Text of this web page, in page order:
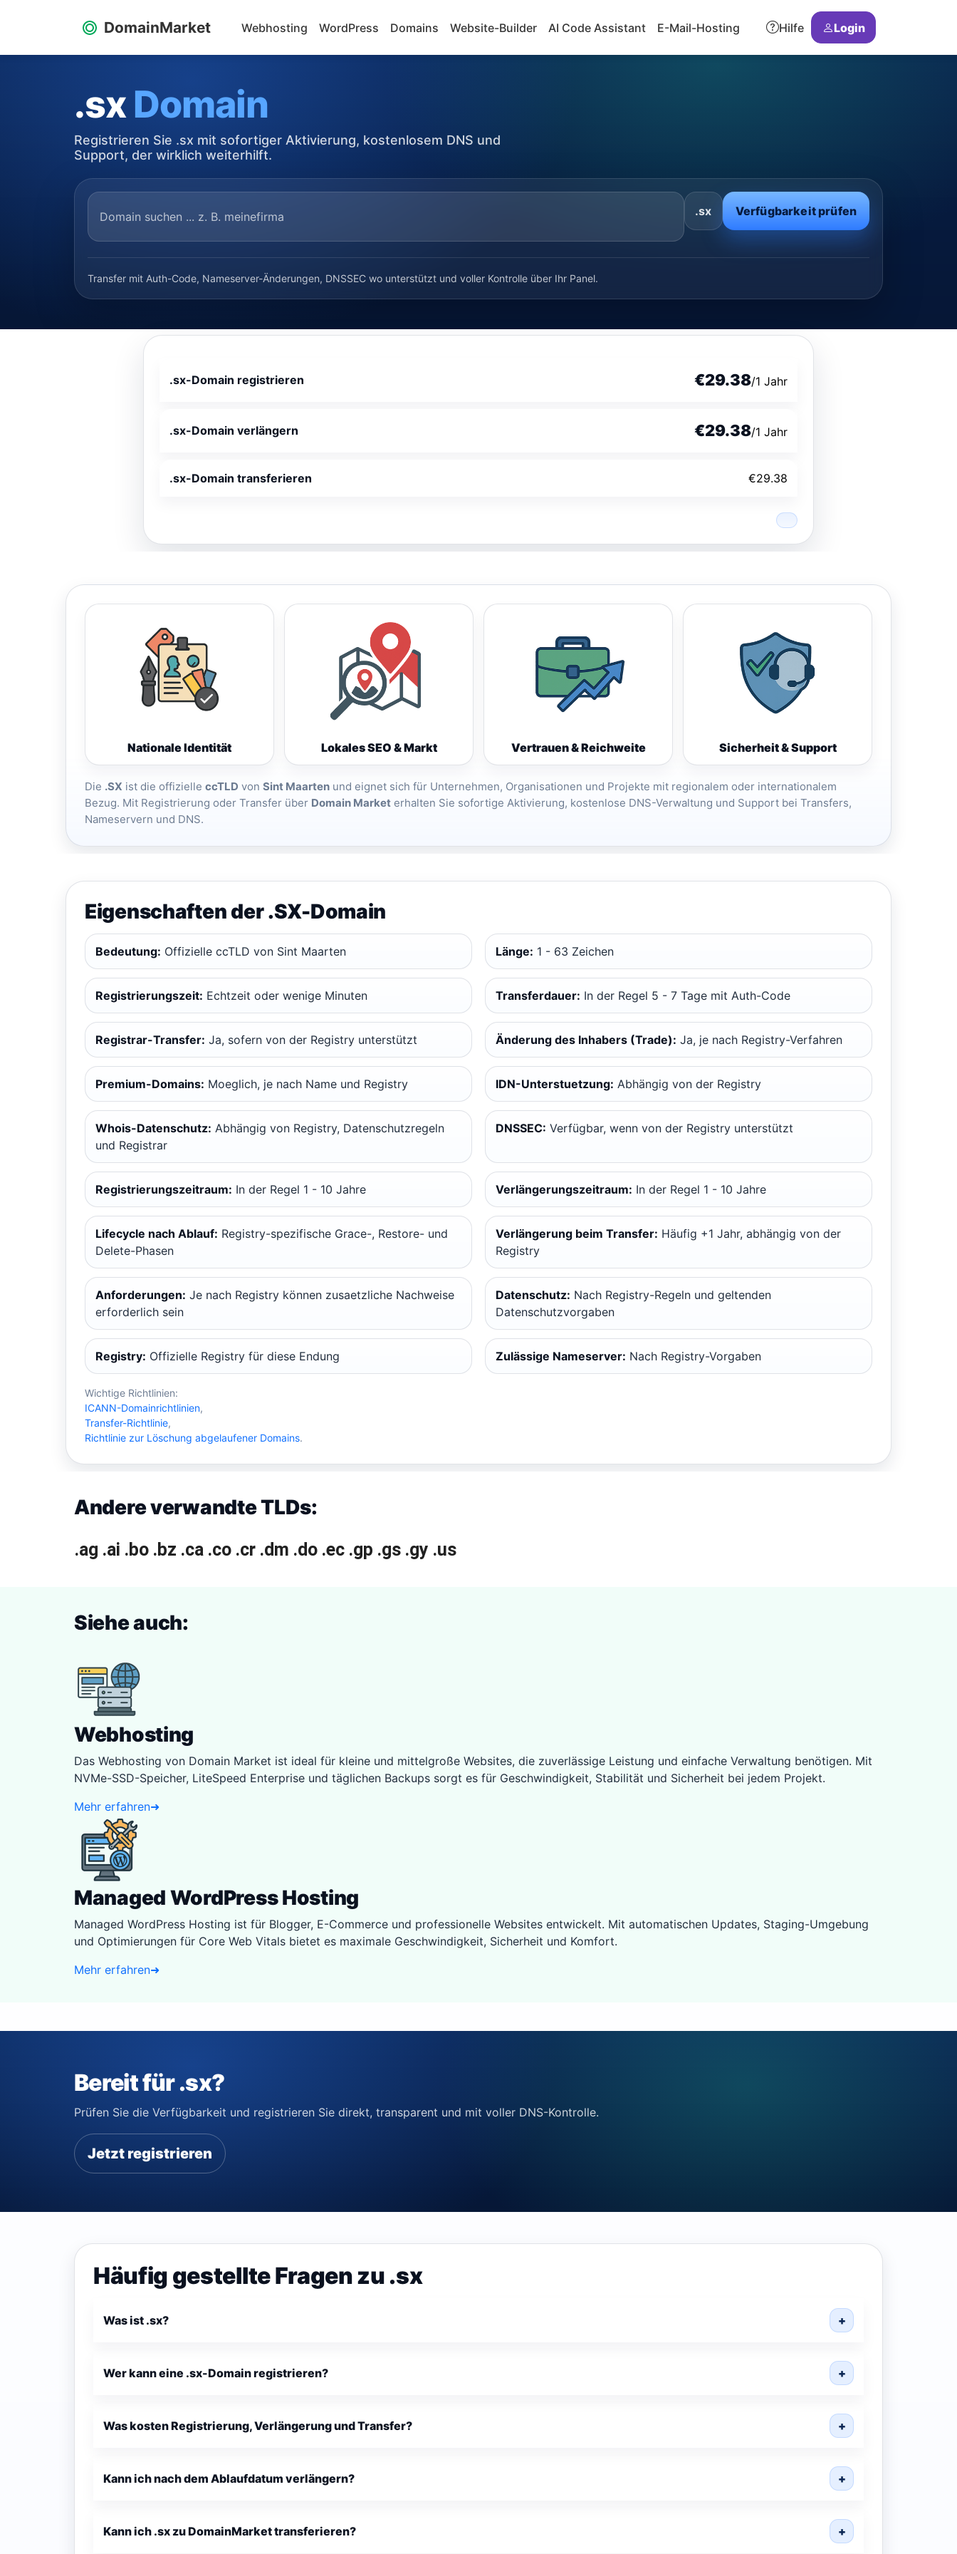
DomainMarket Webhosting WordPress Domains Website-Builder AI Code Assistant E-Mail-Hosting Hilfe Login
.sxDomain
Registrieren Sie .sx mit sofortiger Aktivierung, kostenlosem DNS und
Support, der wirklich weiterhilft.
.sx Verfügbarkeit prüfen
Transfer mit Auth-Code, Nameserver-Änderungen, DNSSEC wo unterstützt und voller Kontrolle über Ihr Panel.
.sx-Domain registrieren €29.38/1 Jahr
.sx-Domain verlängern €29.38/1 Jahr
.sx-Domain transferieren €29.38
Nationale Identität Lokales SEO & Markt Vertrauen & Reichweite Sicherheit & Support
Die .SX ist die offizielle ccTLD von Sint Maarten und eignet sich für Unternehmen, Organisationen und Projekte mit regionalem oder internationalem
Bezug. Mit Registrierung oder Transfer über Domain Market erhalten Sie sofortige Aktivierung, kostenlose DNS-Verwaltung und Support bei Transfers,
Nameservern und DNS.
Eigenschaften der .SX-Domain
Bedeutung: Offizielle ccTLD von Sint Maarten Länge: 1 - 63 Zeichen
Registrierungszeit: Echtzeit oder wenige Minuten Transferdauer: In der Regel 5 - 7 Tage mit Auth-Code
Registrar-Transfer: Ja, sofern von der Registry unterstützt Änderung des Inhabers (Trade): Ja, je nach Registry-Verfahren
Premium-Domains: Moeglich, je nach Name und Registry IDN-Unterstuetzung: Abhängig von der Registry
Whois-Datenschutz: Abhängig von Registry, Datenschutzregeln
und Registrar
DNSSEC: Verfügbar, wenn von der Registry unterstützt
Registrierungszeitraum: In der Regel 1 - 10 Jahre Verlängerungszeitraum: In der Regel 1 - 10 Jahre
Lifecycle nach Ablauf: Registry-spezifische Grace-, Restore- und
Delete-Phasen
Verlängerung beim Transfer: Häufig +1 Jahr, abhängig von der
Registry
Anforderungen: Je nach Registry können zusaetzliche Nachweise
erforderlich sein
Datenschutz: Nach Registry-Regeln und geltenden
Datenschutzvorgaben
Registry: Offizielle Registry für diese Endung Zulässige Nameserver: Nach Registry-Vorgaben
Wichtige Richtlinien:
ICANN-Domainrichtlinien,
Transfer-Richtlinie,
Richtlinie zur Löschung abgelaufener Domains.
Andere verwandte TLDs:
.ag .ai .bo .bz .ca .co .cr .dm .do .ec .gp .gs .gy .us
Siehe auch:
Webhosting
Das Webhosting von Domain Market ist ideal für kleine und mittelgroße Websites, die zuverlässige Leistung und einfache Verwaltung benötigen. Mit
NVMe-SSD-Speicher, LiteSpeed Enterprise und täglichen Backups sorgt es für Geschwindigkeit, Stabilität und Sicherheit bei jedem Projekt.
Mehr erfahren➜
Managed WordPress Hosting
Managed WordPress Hosting ist für Blogger, E-Commerce und professionelle Websites entwickelt. Mit automatischen Updates, Staging-Umgebung
und Optimierungen für Core Web Vitals bietet es maximale Geschwindigkeit, Sicherheit und Komfort.
Mehr erfahren➜
Bereit für .sx?
Prüfen Sie die Verfügbarkeit und registrieren Sie direkt, transparent und mit voller DNS-Kontrolle.
Jetzt registrieren
Häufig gestellte Fragen zu .sx
Was ist .sx? +
Wer kann eine .sx-Domain registrieren? +
Was kosten Registrierung, Verlängerung und Transfer? +
Kann ich nach dem Ablaufdatum verlängern? +
Kann ich .sx zu DomainMarket transferieren? +